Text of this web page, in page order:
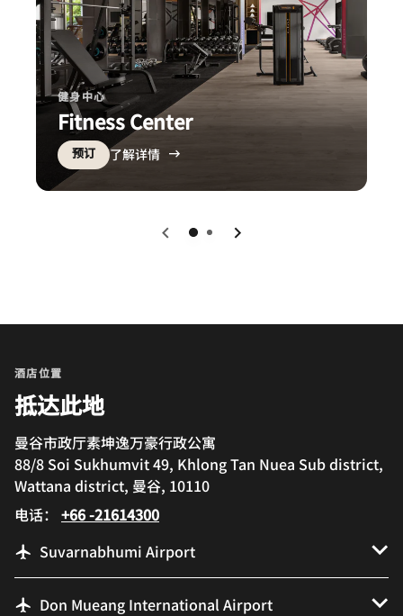
健身中心
Fitness Center
预订 了解详情
上一页
0 1 下一页
酒店位置
抵达此地
曼谷市政厅素坤逸万豪行政公寓
88/8 Soi Sukhumvit 49, Khlong Tan Nuea Sub district,
Wattana district, 曼谷, 10110
电话： +66 -21614300
Suvarnabhumi Airport
Don Mueang International Airport